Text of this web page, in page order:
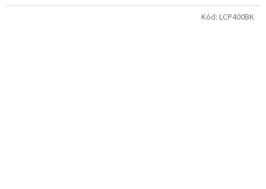
Kód: LCP400BK